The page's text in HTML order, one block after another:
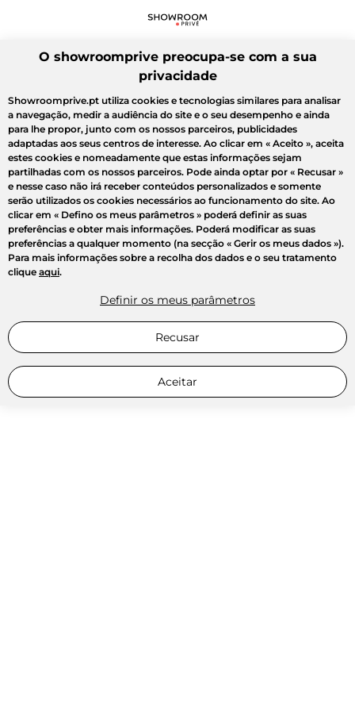
O showroomprive preocupa-se com a sua
privacidade
Showroomprive.pt utiliza cookies e tecnologias similares para analisar
a navegação, medir a audiência do site e o seu desempenho e ainda
para lhe propor, junto com os nossos parceiros, publicidades
adaptadas aos seus centros de interesse. Ao clicar em « Aceito », aceita
estes cookies e nomeadamente que estas informações sejam
partilhadas com os nossos parceiros. Pode ainda optar por « Recusar »
e nesse caso não irá receber conteúdos personalizados e somente
serão utilizados os cookies necessários ao funcionamento do site. Ao
clicar em « Defino os meus parâmetros » poderá definir as suas
preferências e obter mais informações. Poderá modificar as suas
preferências a qualquer momento (na secção « Gerir os meus dados »).
Para mais informações sobre a recolha dos dados e o seu tratamento
clique aqui.
Definir os meus parâmetros
Recusar
Aceitar